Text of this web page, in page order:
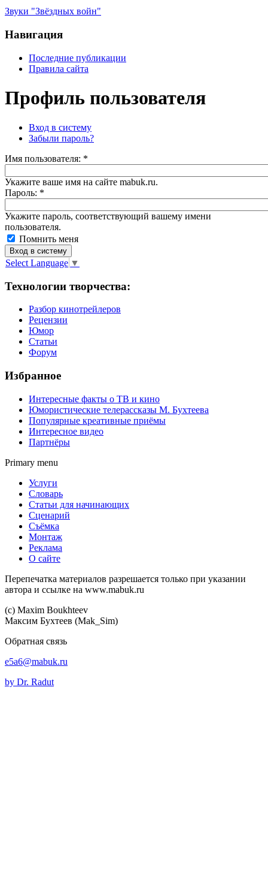
Звуки "Звёздных войн"
Навигация
Последние публикации
Правила сайта
Профиль пользователя
Вход в систему
Забыли пароль?
Имя пoльзовaтeля: *
Укажите ваше имя на сайте mabuk.ru.
Пароль: *
Укажите пароль, соответствующий вашему имени
пользователя.
Помнить меня
Select Language ▼
Технологии творчества:
Разбор кинотрейлеров
Рецензии
Юмор
Статьи
Форум
Избранное
Интересные факты о ТВ и кино
Юмористические телерассказы М. Бухтеева
Популярные креативные приёмы
Интересное видео
Партнёры
Primary menu
Услуги
Словарь
Статьи для начинающих
Сценарий
Съёмка
Монтаж
Реклама
О сайте
Перепечатка материалов разрешается только при указании
автора и ссылке на www.mabuk.ru
(c) Maхim Boukhteev
Максим Бухтеев (Mak_Sim)
Обратная связь
e5a6@mabuk.ru
by Dr. Radut